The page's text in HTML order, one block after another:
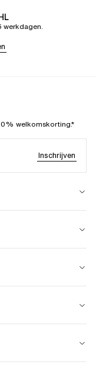
welkomskorting.*
Inschrijven